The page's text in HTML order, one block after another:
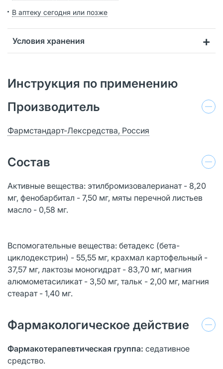
В аптеку сегодня или позже
Условия хранения
Инструкция по применению
Производитель
Фармстандарт-Лексредства, Россия
Состав
Активные вещества: этилбромизовалерианат - 8,20
мг, фенобарбитал - 7,50 мг, мяты перечной листьев
масло - 0,58 мг.
Вспомогательные вещества: бетадекс (бета-
циклодекстрин) - 55,55 мг, крахмал картофельный -
37,57 мг, лактозы моногидрат - 83,70 мг, магния
алюмометасиликат - 3,50 мг, тальк - 2,00 мг, магния
стеарат - 1,40 мг.
Фармакологическое действие
Фармакотерапевтическая группа: седативное
средство.